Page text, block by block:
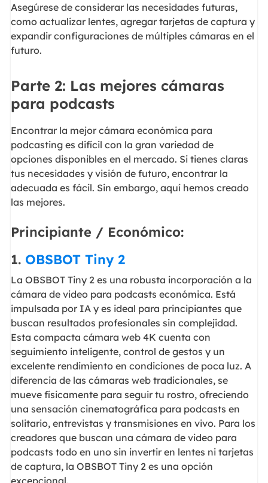
Asegúrese de considerar las necesidades futuras,
como actualizar lentes, agregar tarjetas de captura y
expandir configuraciones de múltiples cámaras en el
futuro.
Parte 2: Las mejores cámaras
para podcasts
Encontrar la mejor cámara económica para
podcasting es difícil con la gran variedad de
opciones disponibles en el mercado. Si tienes claras
tus necesidades y visión de futuro, encontrar la
adecuada es fácil. Sin embargo, aquí hemos creado
las mejores.
Principiante / Económico:
1. OBSBOT Tiny 2
La OBSBOT Tiny 2 es una robusta incorporación a la
cámara de video para podcasts económica. Está
impulsada por IA y es ideal para principiantes que
buscan resultados profesionales sin complejidad.
Esta compacta cámara web 4K cuenta con
seguimiento inteligente, control de gestos y un
excelente rendimiento en condiciones de poca luz. A
diferencia de las cámaras web tradicionales, se
mueve físicamente para seguir tu rostro, ofreciendo
una sensación cinematográfica para podcasts en
solitario, entrevistas y transmisiones en vivo. Para los
creadores que buscan una cámara de video para
podcasts todo en uno sin invertir en lentes ni tarjetas
de captura, la OBSBOT Tiny 2 es una opción
excepcional.